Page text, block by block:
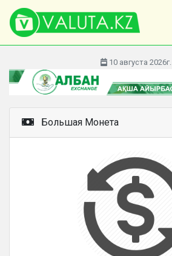
10 августа 2026г.
Большая Монета